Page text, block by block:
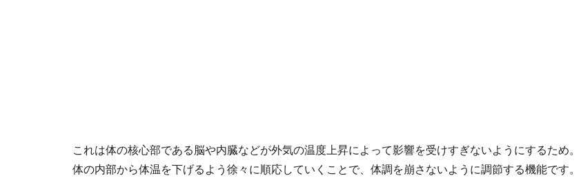
これは体の核心部である脳や内臓などが外気の温度上昇によって影響を受けすぎないようにするため。
体の内部から体温を下げるよう徐々に順応していくことで、体調を崩さないように調節する機能です。